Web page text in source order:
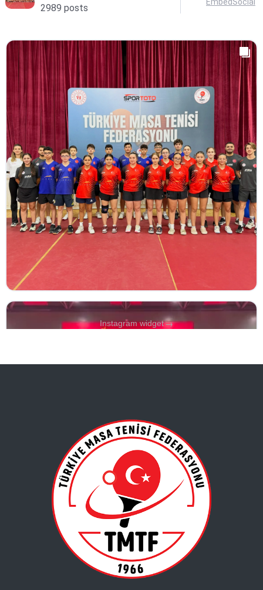
Instagram widget→